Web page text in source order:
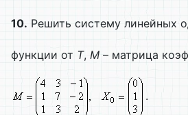
10. Решить систему линейных
функции от T, M – матрица
.